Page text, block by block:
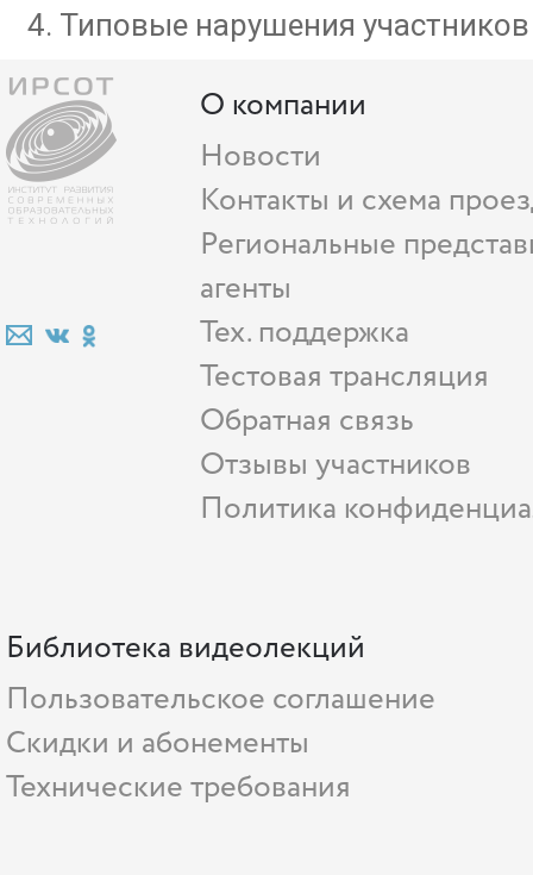
Типовые нарушения участников
О компании
Новости
Контакты и схема
Региональные
агенты
Тех. поддержка
Тестовая трансляция
Обратная связь
Отзывы участников
Политика
Библиотека видеолекций
Пользовательское соглашение
Скидки и абонементы
Технические требования